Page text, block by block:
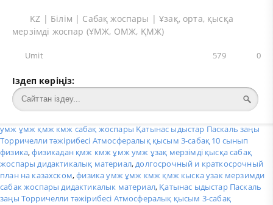
KZ | Білім | Сабақ жоспары |Ұзақ, орта, қысқа
мерзімді жоспар (ҰМЖ, ОМЖ, ҚМЖ)
Umit 0
579
Іздеп көріңіз:
умж ұмж қмж кмж сабақ жоспары Қатынас ыдыстар Паскаль заңы
Торричелли тәжірибесі Атмосфералық қысым 3-сабақ 10 сынып
физика,физикадан қмж кмж ұмж умж ұзақ мерзімді қысқа сабақ
жоспары дидактикалық материал,долгосрочный и краткосрочный
план на казахском,физика умж ұмж кмж қмж кыска узак мерзимди
сабак жоспары дидактикалык материал, Қатынас ыдыстар Паскаль
заңы Торричелли тәжірибесі Атмосфералық қысым 3-сабақ